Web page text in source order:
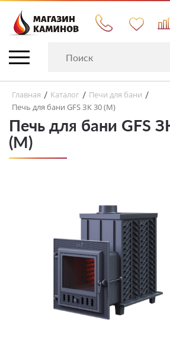
Главная / Каталог / Печи для бани /
Печь для бани GFS ЗК 30 (М)
Печь для бани GFS
(М)